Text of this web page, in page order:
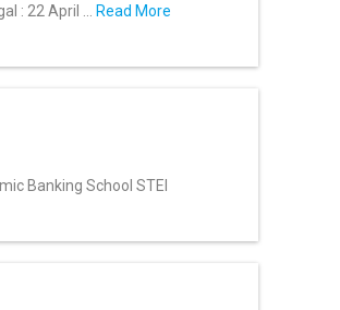
: 22 April ... Read More
Banking School STEI